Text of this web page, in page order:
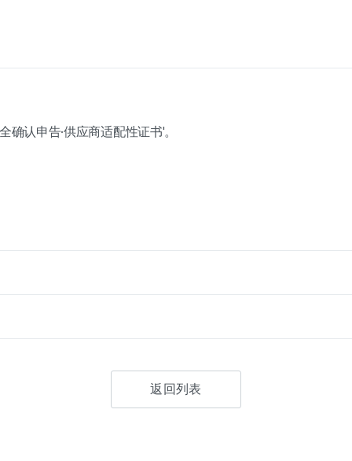
确认申告·供应商适配性证书'。
返回列表